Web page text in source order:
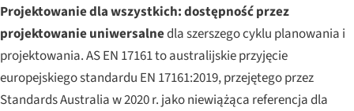
Projektowanie dla wszystkich: dostępność przez
projektowanie uniwersalnedla szerszego cyklu planowania i
projektowania. AS EN 17161 to australijskie przyjęcie
europejskiego standardu EN 17161:2019, przejętego przez
Standards Australia w 2020 r. jako niewiążąca referencja dla